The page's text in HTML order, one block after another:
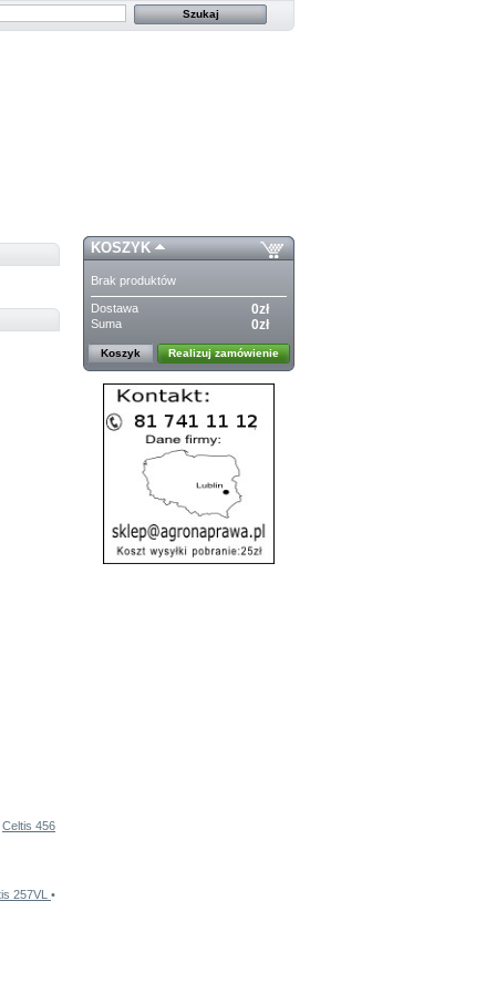
Celtis 456
257VL •
KOSZYK
Brak produktów
Dostawa 0zł
Suma 0zł
Koszyk Realizuj zamówienie